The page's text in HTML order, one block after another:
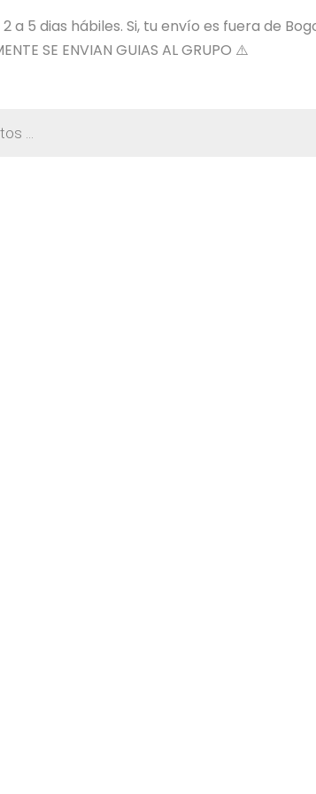
5 dias hábiles. Si, tu envío es fuera de
SE ENVIAN GUIAS AL GRUPO ⚠️